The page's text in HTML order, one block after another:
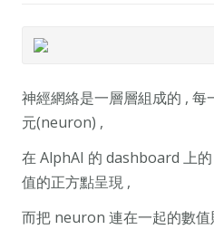
神經網絡是一層層組成的 ,
元(neuron) ,
在 AlphAI 的 dashboard 上
值的正方點呈現 ,
而把 neuron 連在一起的數